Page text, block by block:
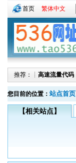
首页 繁体中文
推荐：┊ 高速流量代码
您目前的位置： 站点首页
【相关站点】